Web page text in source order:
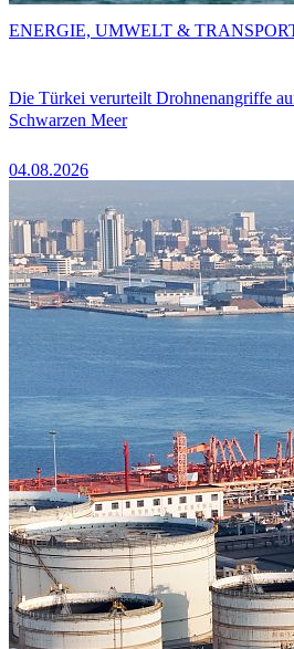
Die Türkei verurteilt Drohnenangriffe
Schwarzen Meer
04.08.2026
ENERGIE, UMWELT &